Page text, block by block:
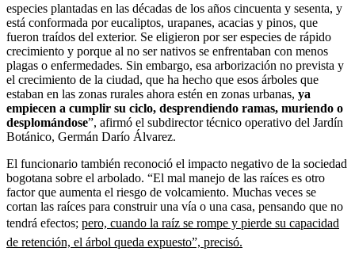
especies plantadas en las décadas de los años cincuenta y sesenta, y
está conformada por eucaliptos, urapanes, acacias y pinos, que
fueron traídos del exterior. Se eligieron por ser especies de rápido
crecimiento y porque al no ser nativos se enfrentaban con menos
plagas o enfermedades. Sin embargo, esa arborización no prevista y
el crecimiento de la ciudad, que ha hecho que esos árboles que
estaban en las zonas rurales ahora estén en zonas urbanas, ya
empiecen a cumplir su ciclo, desprendiendo ramas, muriendo o
desplomándose”, afirmó el subdirector técnico operativo del Jardín
Botánico, Germán Darío Álvarez.
El funcionario también reconoció el impacto negativo de la sociedad
bogotana sobre el arbolado. “El mal manejo de las raíces es otro
factor que aumenta el riesgo de volcamiento. Muchas veces se
cortan las raíces para construir una vía o una casa, pensando que no
tendrá efectos; pero, cuando la raíz se rompe y pierde su capacidad
de retención, el árbol queda expuesto”, precisó.